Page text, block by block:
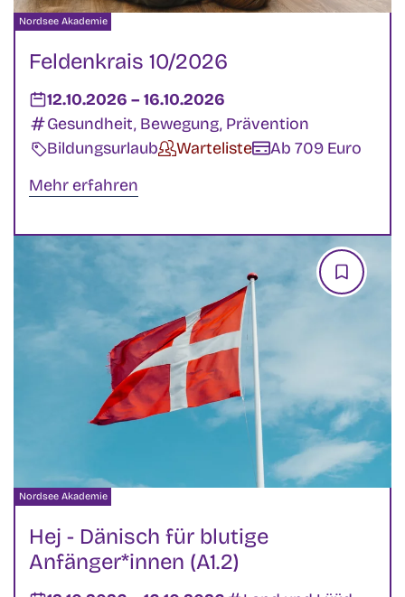
Feldenkrais 10/2026
Veranstalter:
Nordsee Akademie
Datum:
12.10.2026 – bis
16.10.2026
Kategorien:
Gesundheit, Bewegung, Prävention
Veranstaltungsart:
BildungsurlaubVerfügbarkeit:
WartelisteKosten:
Ab 709 Euro
Mehr erfahren
Hej - Dänisch für blutige
Anfänger*innen (A1.2)
Veranstalter:
Nordsee Akademie